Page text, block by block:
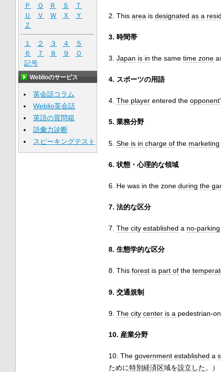
2. This area is designated as a
3. 時間帯
3. Japan is in the same time zone
4. スポーツの用語
4. The playerentered the opponent
5. 業務分野
5. She is in charge ofthe marketing
6. 状態・心理的な領域
6. He was in the zone during the
7. 法的な区分
7. The city established a no-parking
8. 生態学的な区分
8. This forestis part ofthe
9. 交通規制
9. The city center is a pedestrian-
10. 産業分野
10. The government established a
ために特別経済区域を設立した。）
Ｐ
Ｑ Ｒ Ｓ
Ｔ
Ｕ
Ｖ Ｗ Ｘ
Ｙ
Ｚ
１ ２ ３ ４
５
６
７ ８ ９
０
記号
Weblioのサービス
英会話コラム
Weblio英会話
英語の質問箱
語彙力診断
スピーキングテスト